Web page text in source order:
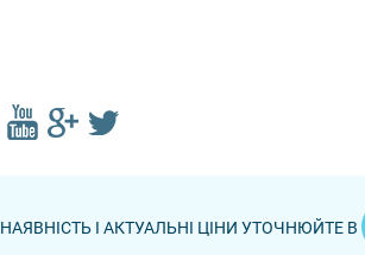
НАЯВНІСТЬ І АКТУАЛЬНІ ЦІНИ УТОЧНЮЙТЕ В